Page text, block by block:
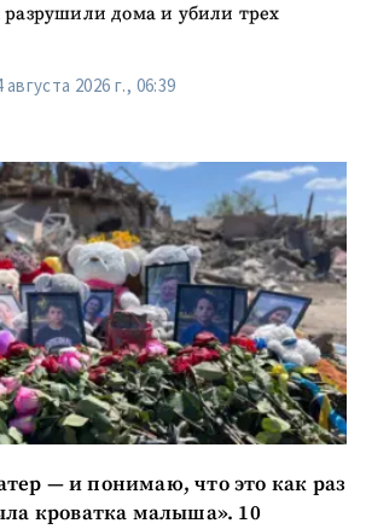
ПОДДЕРЖАТЬ
дома и убили трех
августа 2026 г., 06:39
— и понимаю, что это как раз
кроватка малыша». 10